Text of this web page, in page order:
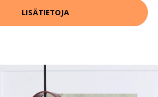
LISÄTIETOJA